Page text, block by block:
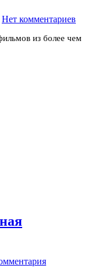
Нет комментариев
из более чем